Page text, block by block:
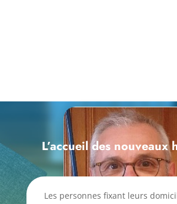
L’accueil des nouveaux
Les personnes fixant leurs